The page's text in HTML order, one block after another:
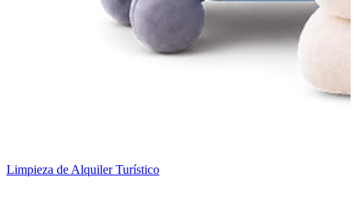
Limpieza de Alquiler Turístico